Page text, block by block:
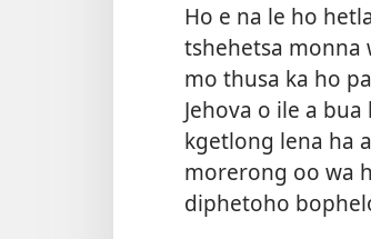
Ho e na le ho
tshehetsa monna
mo thusa ka ho
Jehova o ile a
kgetlong lena ha
morerong oo wa
diphetoho